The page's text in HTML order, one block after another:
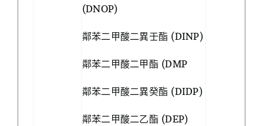
(DNOP)
鄰苯二甲酸二異壬酯 (DINP)
鄰苯二甲酸二甲酯 (DMP
鄰苯二甲酸二異癸酯 (DIDP)
鄰苯二甲酸二乙酯 (DEP)